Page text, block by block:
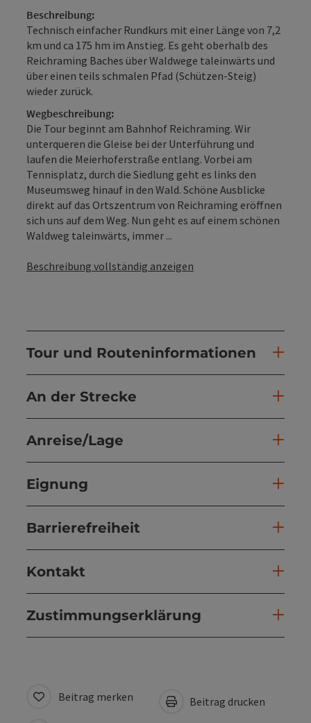
Beschreibung:
Technisch einfacher Rundkurs mit einer Länge von 7,2
km und ca 175 hm im Anstieg. Es geht oberhalb des
Reichraming Baches über Waldwege taleinwärts und
über einen teils schmalen Pfad (Schützen-Steig)
wieder zurück.
Wegbeschreibung:
Die Tour beginnt am Bahnhof Reichraming. Wir
unterqueren die Gleise bei der Unterführung und
laufen die Meierhoferstraße entlang. Vorbei am
Tennisplatz, durch die Siedlung geht es links den
Museumsweg hinauf in den Wald. Schöne Ausblicke
direkt auf das Ortszentrum von Reichraming eröffnen
sich uns auf dem Weg. Nun geht es auf einem schönen
Waldweg taleinwärts, immer ...
Beschreibung vollständig anzeigen
Tour und Routeninformationen
An der Strecke
Anreise/Lage
Eignung
Barrierefreiheit
Kontakt
Zustimmungserklärung
Beitrag merken Beitrag drucken